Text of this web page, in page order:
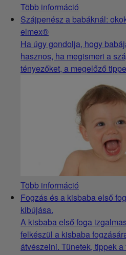
Több információ
Szájpenész a babáknál:
elmex®
Ha úgy gondolja, hogy
hasznos, ha megismeri a
tényezőket, a megelőző
Több információ
Fogzás és a kisbaba első
kibújása.
A kisbaba első foga
felkészül a kisbaba
átvészelni. Tünetek, tippek